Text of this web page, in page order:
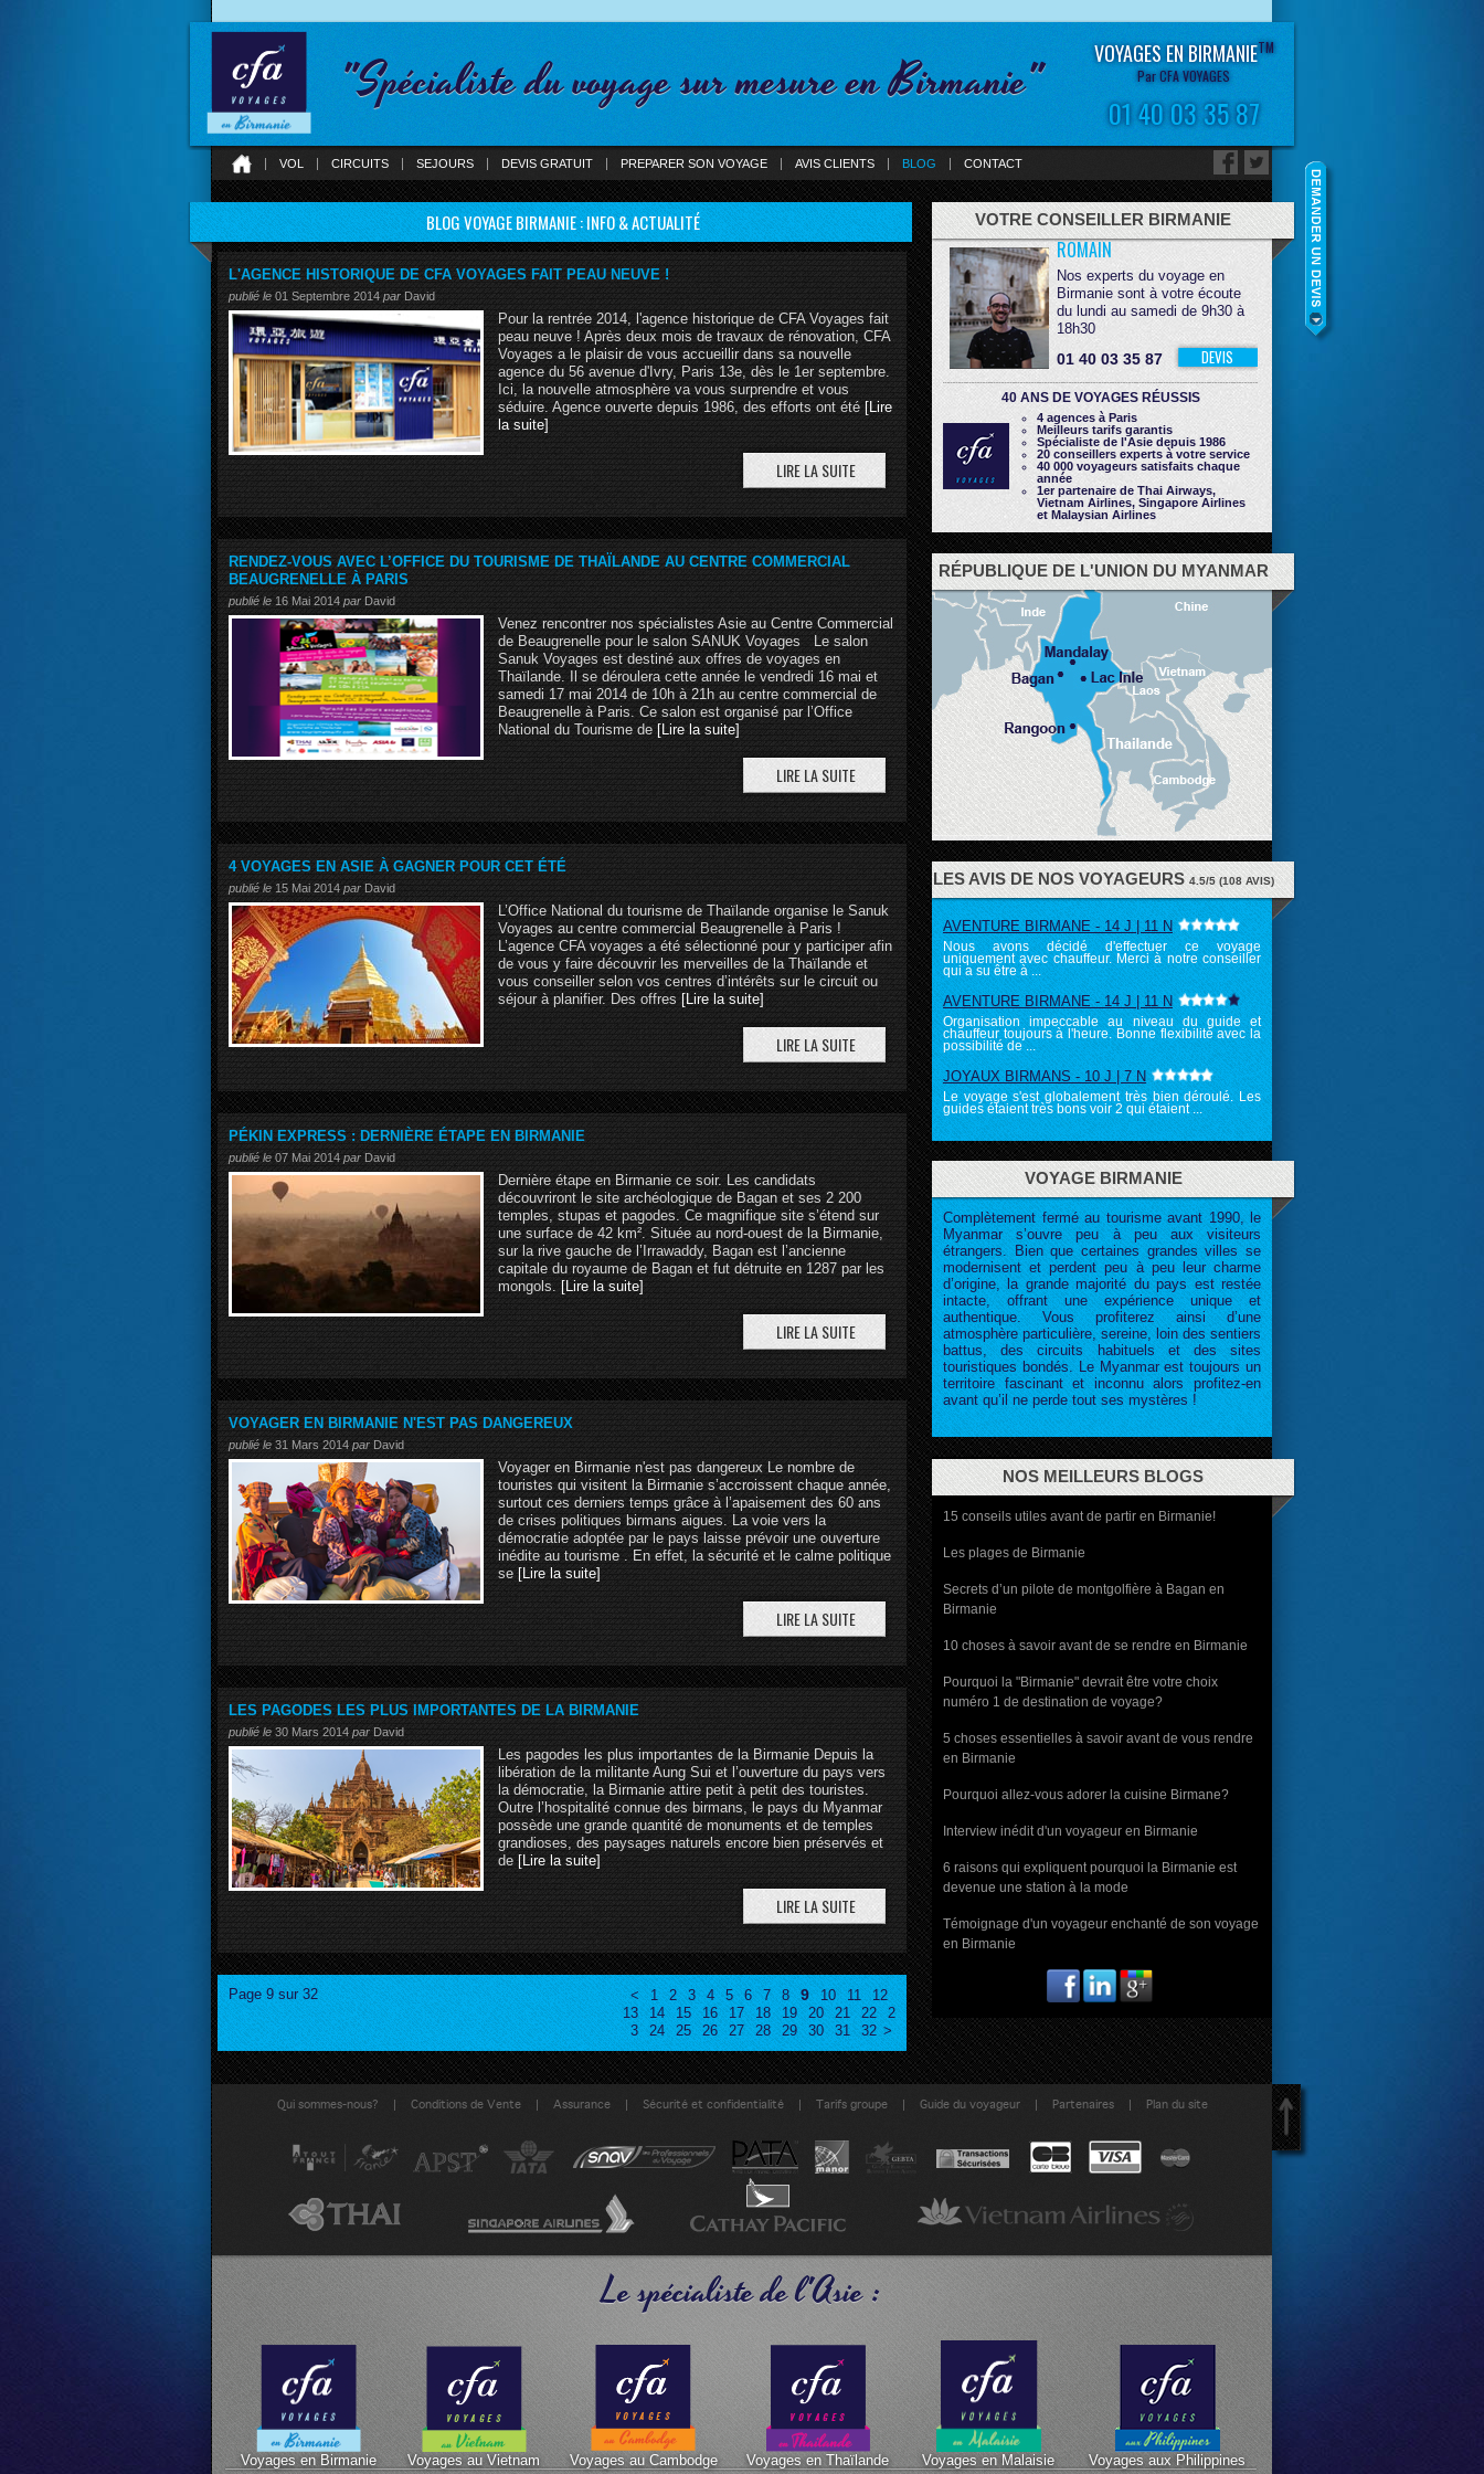
"Spécialiste du voyage sur mesure en Birmanie" VOYAGES EN BIRMANIETM
Par CFA VOYAGES
01 40 03 35 87
VOL CIRCUITS SEJOURS DEVIS GRATUIT PREPARER SON VOYAGE AVIS CLIENTS BLOG CONTACT
BLOG VOYAGE BIRMANIE : INFO & ACTUALITÉ
L'AGENCE HISTORIQUE DE CFA VOYAGES FAIT PEAU NEUVE !
publié le 01 Septembre 2014 par David
Pour la rentrée 2014, l'agence historique de CFA Voyages fait
peau neuve ! Après deux mois de travaux de rénovation, CFA
Voyages a le plaisir de vous accueillir dans sa nouvelle
agence du 56 avenue d'Ivry, Paris 13e, dès le 1er septembre.
Ici, la nouvelle atmosphère va vous surprendre et vous
séduire. Agence ouverte depuis 1986, des efforts ont été [Lire
la suite]
RENDEZ-VOUS AVEC L’OFFICE DU TOURISME DE THAÏLANDE AU CENTRE COMMERCIAL
BEAUGRENELLE À PARIS
publié le 16 Mai 2014 par David
Venez rencontrer nos spécialistes Asie au Centre Commercial
de Beaugrenelle pour le salon SANUK Voyages Le salon
Sanuk Voyages est destiné aux offres de voyages en
Thaïlande. Il se déroulera cette année le vendredi 16 mai et
samedi 17 mai 2014 de 10h à 21h au centre commercial de
Beaugrenelle à Paris. Ce salon est organisé par l’Office
National du Tourisme de [Lire la suite]
4 VOYAGES EN ASIE À GAGNER POUR CET ÉTÉ
publié le 15 Mai 2014 par David
L’Office National du tourisme de Thaïlande organise le Sanuk
Voyages au centre commercial Beaugrenelle à Paris !
L’agence CFA voyages a été sélectionné pour y participer afin
de vous y faire découvrir les merveilles de la Thaïlande et
vous conseiller selon vos centres d’intérêts sur le circuit ou
séjour à planifier. Des offres [Lire la suite]
PÉKIN EXPRESS : DERNIÈRE ÉTAPE EN BIRMANIE
publié le 07 Mai 2014 par David
Dernière étape en Birmanie ce soir. Les candidats
découvriront le site archéologique de Bagan et ses 2 200
temples, stupas et pagodes. Ce magnifique site s’étend sur
une surface de 42 km². Située au nord-ouest de la Birmanie,
sur la rive gauche de l’Irrawaddy, Bagan est l’ancienne
capitale du royaume de Bagan et fut détruite en 1287 par les
mongols. [Lire la suite]
VOYAGER EN BIRMANIE N'EST PAS DANGEREUX
publié le 31 Mars 2014 par David
Voyager en Birmanie n'est pas dangereux Le nombre de
touristes qui visitent la Birmanie s’accroissent chaque année,
surtout ces derniers temps grâce à l’apaisement des 60 ans
de crises politiques birmans aigues. La voie vers la
démocratie adoptée par le pays laisse prévoir une ouverture
inédite au tourisme . En effet, la sécurité et le calme politique
se [Lire la suite]
LES PAGODES LES PLUS IMPORTANTES DE LA BIRMANIE
publié le 30 Mars 2014 par David
Les pagodes les plus importantes de la Birmanie Depuis la
libération de la militante Aung Sui et l’ouverture du pays vers
la démocratie, la Birmanie attire petit à petit des touristes.
Outre l’hospitalité connue des birmans, le pays du Myanmar
possède une grande quantité de monuments et de temples
grandioses, des paysages naturels encore bien préservés et
de [Lire la suite]
Page 9 sur 32 < 1 2 3 4 5 6 7 8 9 10 11
12
13
14 15 16 17 18 19 20 21 22
2
3
24 25 26 27 28 29 30 31 32 >
ROMAIN
Nos experts du voyage en
Birmanie sont à votre écoute
du lundi au samedi de 9h30 à
18h30
01 40 03 35 87 DEVIS
40 ANS DE VOYAGES RÉUSSIS
4 agences à Paris
Meilleurs tarifs garantis
Spécialiste de l'Asie depuis 1986
20 conseillers experts à votre service
40 000 voyageurs satisfaits chaque
année
1er partenaire de Thai Airways,
Vietnam Airlines, Singapore Airlines
et Malaysian Airlines
VOTRE CONSEILLER BIRMANIE
RÉPUBLIQUE DE L'UNION DU MYANMAR
AVENTURE BIRMANE - 14 J | 11 N
Nous avons décidé d'effectuer ce voyage
uniquement avec chauffeur. Merci à notre conseiller
qui a su être à ...
AVENTURE BIRMANE - 14 J | 11 N
Organisation impeccable au niveau du guide et
chauffeur toujours à l'heure. Bonne flexibilité avec la
possibilité de ...
JOYAUX BIRMANS - 10 J | 7 N
Le voyage s'est globalement très bien déroulé. Les
guides étaient très bons voir 2 qui étaient ...
LES AVIS DE NOS VOYAGEURS4.5/5(108AVIS)
Complètement fermé au tourisme avant 1990, le
Myanmar s’ouvre peu à peu aux visiteurs
étrangers. Bien que certaines grandes villes se
modernisent et perdent peu à peu leur charme
d’origine, la grande majorité du pays est restée
intacte, offrant une expérience unique et
authentique. Vous profiterez ainsi d’une
atmosphère particulière, sereine, loin des sentiers
battus, des circuits habituels et des sites
touristiques bondés. Le Myanmar est toujours un
territoire fascinant et inconnu alors profitez-en
avant qu’il ne perde tout ses mystères !
VOYAGE BIRMANIE
15 conseils utiles avant de partir en Birmanie!
Les plages de Birmanie
Secrets d’un pilote de montgolfière à Bagan en
Birmanie
10 choses à savoir avant de se rendre en Birmanie
Pourquoi la "Birmanie" devrait être votre choix
numéro 1 de destination de voyage?
5 choses essentielles à savoir avant de vous rendre
en Birmanie
Pourquoi allez-vous adorer la cuisine Birmane?
Interview inédit d'un voyageur en Birmanie
6 raisons qui expliquent pourquoi la Birmanie est
devenue une station à la mode
Témoignage d'un voyageur enchanté de son voyage
en Birmanie
NOS MEILLEURS BLOGS
Qui sommes-nous? | Conditions de Vente | Assurance | Sécurité et confidentialité | Tarifs groupe | Guide du voyageur | Partenaires | Plan du site
Le spécialiste de l'Asie :
Voyages en Birmanie Voyages au Vietnam Voyages au Cambodge Voyages en Thaïlande Voyages en Malaisie Voyages aux Philippines